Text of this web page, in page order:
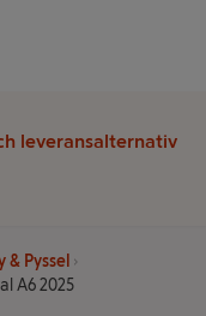
leveransalternativ
& Pyssel
A6 2025